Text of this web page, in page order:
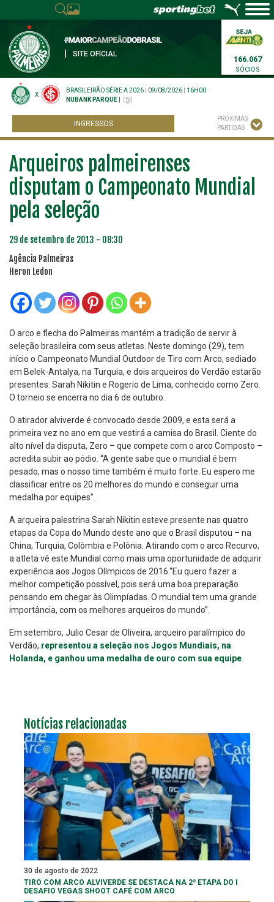
SITE OFICIAL
166.067
SÓCIOS
X
BRASILEIRÃO SÉRIE A 2026 09/08/2026
16H00
NUBANK PARQUE
INGRESSOS
PRÓXIMAS
PARTIDAS
Arqueiros palmeirenses
disputam o Campeonato Mundial
pela seleção
29 de setembro de 2013 - 08:30
Agência Palmeiras
Heron Ledon
O arco e flecha do Palmeiras mantém a tradição de servir à
seleção brasileira com seus atletas. Neste domingo (29), tem
início o Campeonato Mundial Outdoor de Tiro com Arco, sediado
em Belek-Antalya, na Turquia, e dois arqueiros do Verdão estarão
presentes: Sarah Nikitin e Rogerio de Lima, conhecido como Zero.
O torneio se encerra no dia 6 de outubro.
O atirador alviverde é convocado desde 2009, e esta será a
primeira vez no ano em que vestirá a camisa do Brasil. Ciente do
alto nível da disputa, Zero – que compete com o arco Composto –
acredita subir ao pódio. “A gente sabe que o mundial é bem
pesado, mas o nosso time também é muito forte. Eu espero me
classificar entre os 20 melhores do mundo e conseguir uma
medalha por equipes”.
A arqueira palestrina Sarah Nikitin esteve presente nas quatro
etapas da Copa do Mundo deste ano que o Brasil disputou – na
China, Turquia, Colômbia e Polônia. Atirando com o arco Recurvo,
a atleta vê este Mundial como mais uma oportunidade de adquirir
experiência aos Jogos Olímpicos de 2016.“Eu quero fazer a
melhor competição possível, pois será uma boa preparação
pensando em chegar às Olimpíadas. O mundial tem uma grande
importância, com os melhores arqueiros do mundo”.
Em setembro, Julio Cesar de Oliveira, arqueiro paralímpico do
Verdão, representou a seleção nos Jogos Mundiais, na
Holanda, e ganhou uma medalha de ouro com sua equipe
Notícias relacionadas
30 de agosto de 2022
TIRO COM ARCO ALVIVERDE SE DESTACA NA 2ª ETAPA DO I
DESAFIO VEGAS SHOOT CAFÉ COM ARCO